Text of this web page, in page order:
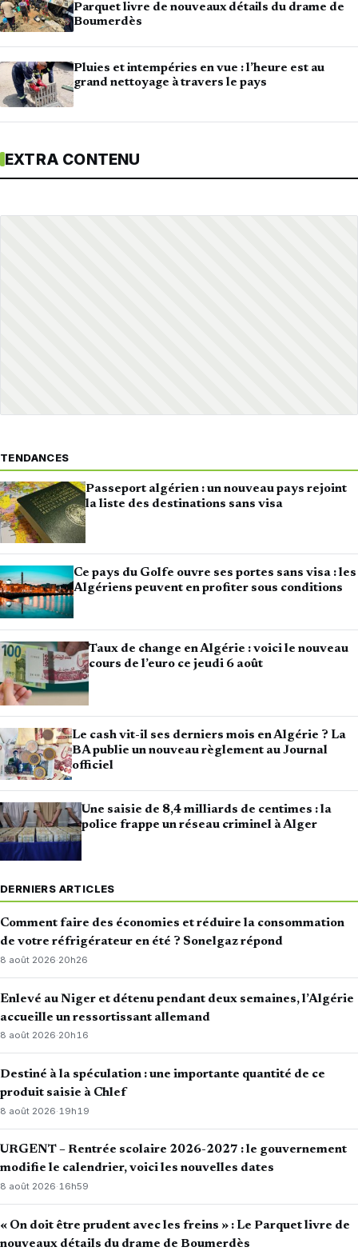
Parquet livre de nouveaux détails du drame de
Boumerdès
Pluies et intempéries en vue : l’heure est au
grand nettoyage à travers le pays
EXTRA CONTENU
TENDANCES
Passeport algérien : un nouveau pays rejoint
la liste des destinations sans visa
Ce pays du Golfe ouvre ses portes sans visa : les
Algériens peuvent en profiter sous conditions
Taux de change en Algérie : voici le nouveau
cours de l’euro ce jeudi 6 août
Le cash vit-il ses derniers mois en Algérie ? La
BA publie un nouveau règlement au Journal
officiel
Une saisie de 8,4 milliards de centimes : la
police frappe un réseau criminel à Alger
DERNIERS ARTICLES
Comment faire des économies et réduire la consommation
de votre réfrigérateur en été ? Sonelgaz répond
8 août 2026·20h26
Enlevé au Niger et détenu pendant deux semaines, l’Algérie
accueille un ressortissant allemand
8 août 2026·20h16
Destiné à la spéculation : une importante quantité de ce
produit saisie à Chlef
8 août 2026· 19h19
URGENT – Rentrée scolaire 2026-2027 : le gouvernement
modifie le calendrier, voici les nouvelles dates
8 août 2026·16h59
« On doit être prudent avec les freins » : Le Parquet livre de
nouveaux détails du drame de Boumerdès